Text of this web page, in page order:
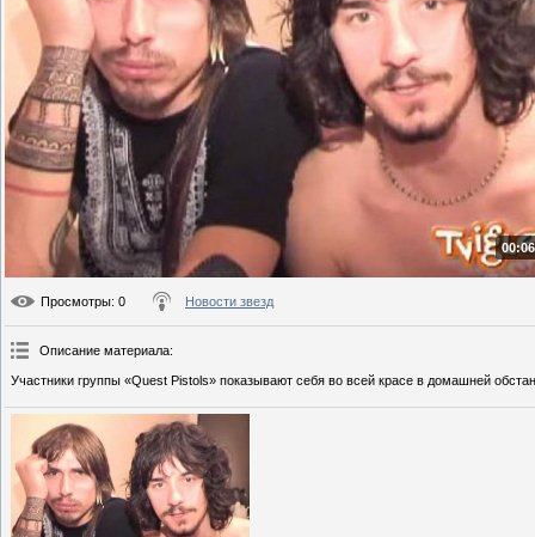
Просмотры: 0 Новости звезд
Описание материала:
Участники группы «Quest Pistols» показывают себя во всей красе в домашней